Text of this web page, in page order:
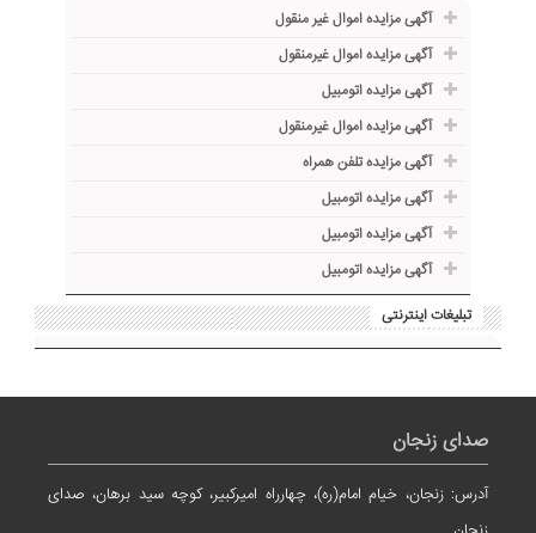
آگهی مزایده اموال غیر منقول
آگهی مزایده اموال غیرمنقول
آگهی مزایده اتومبیل
آگهی مزایده اموال غیرمنقول
آگهی مزایده تلفن همراه
آگهی مزایده اتومبیل
آگهی مزایده اتومبیل
آگهی مزایده اتومبیل
تبلیغات اینترنتی
صدای زنجان
آدرس: زنجان، خیام امام(ره)، چهارراه امیرکبیر، کوچه سید برهان، صدای